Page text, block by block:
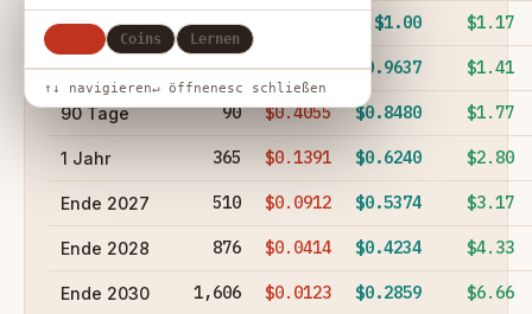
Coins Lernen
↑↓ navigieren↵ öffnenesc schließen
7 Tage 7 $1.00 $1.17
30 Tage 30 $0.6588 $0.9637 $1.41
90 Tage 90 $0.4055 $0.8480 $1.77
1 Jahr 365 $0.1391 $0.6240 $2.80
Ende 2027 510 $0.0912 $0.5374 $3.17
Ende 2028 876 $0.0414 $0.4234 $4.33
Ende 2030 1,606 $0.0123 $0.2859 $6.66